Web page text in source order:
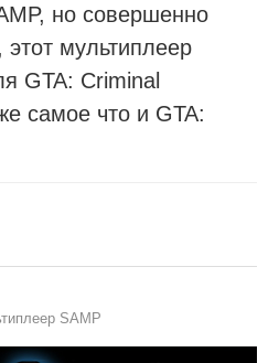
но совершенно
мультиплеер
GTA: Criminal
самое что и GTA:
SAMP